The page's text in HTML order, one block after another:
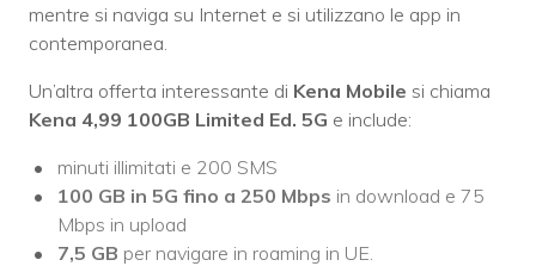
mentre si naviga su Internet e si utilizzano le app in
contemporanea.
Un’altra offerta interessante di Kena Mobile si chiama
Kena 4,99 100GB Limited Ed. 5G e include:
minuti illimitati e 200 SMS
100 GB in 5G fino a 250 Mbps in download e 75
Mbps in upload
7,5 GB per navigare in roaming in UE.